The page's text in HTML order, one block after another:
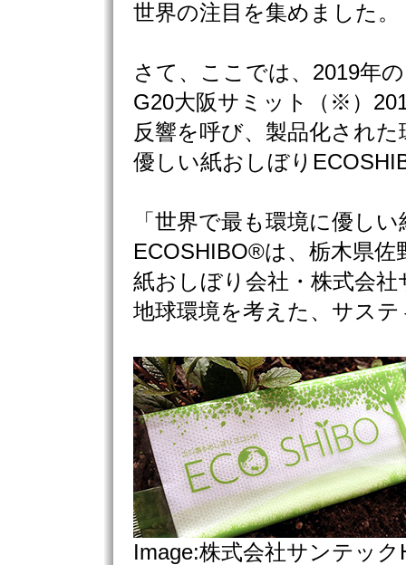
世界の注目を集めました。
さて、ここでは、2019年の
G20大阪サミット（※）
反響を呼び、製品化された
優しい紙おしぼり
「世界で最も環境に優し
ECOSHIBO®は、栃木県
紙おしぼり会社・株式会
地球環境を考えた、サス
Image:株式会社サンテック